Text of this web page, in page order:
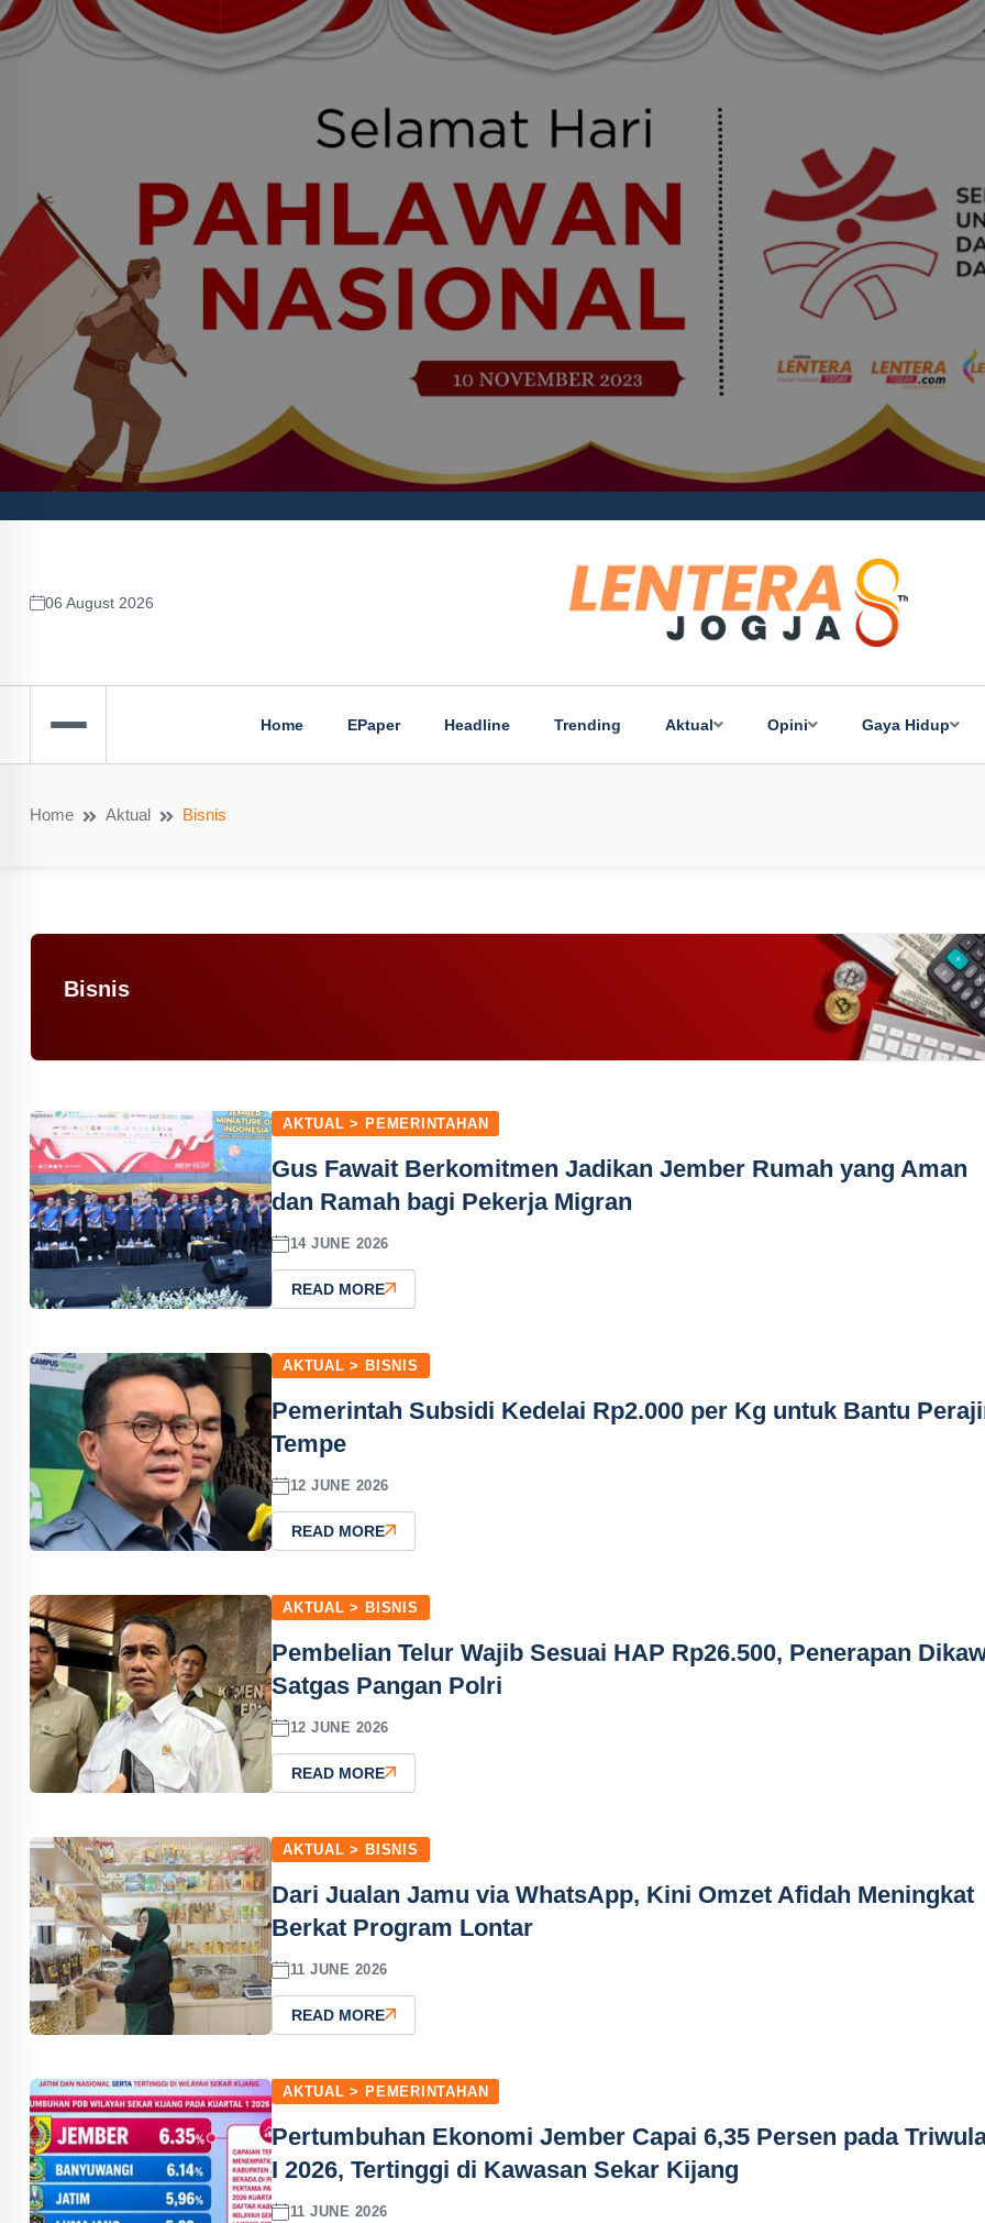
06 August 2026
Home EPaper Headline Trending Aktual Opini Gaya Hidup
Home Aktual Bisnis
Bisnis
AKTUAL > PEMERINTAHAN
Gus Fawait Berkomitmen Jadikan Jember Rumah yang Aman
dan Ramah bagi Pekerja Migran
14 JUNE 2026
READ MORE
AKTUAL > BISNIS
Pemerintah Subsidi Kedelai Rp2.000 per Kg untuk Bantu
Tempe
12 JUNE 2026
READ MORE
AKTUAL > BISNIS
Pembelian Telur Wajib Sesuai HAP Rp26.500, Penerapan
Satgas Pangan Polri
12 JUNE 2026
READ MORE
AKTUAL > BISNIS
Dari Jualan Jamu via WhatsApp, Kini Omzet Afidah Meningkat
Berkat Program Lontar
11 JUNE 2026
READ MORE
AKTUAL > PEMERINTAHAN
Pertumbuhan Ekonomi Jember Capai 6,35 Persen pada
I 2026, Tertinggi di Kawasan Sekar Kijang
11 JUNE 2026